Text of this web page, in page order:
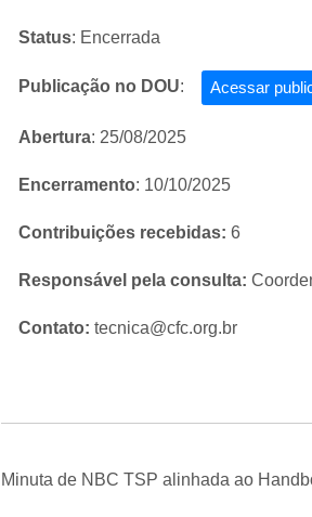
Status: Encerrada
Publicação no DOU: Acessar
Abertura: 25/08/2025
Encerramento: 10/10/2025
Contribuições recebidas: 6
Responsável pela consulta:
Contato: tecnica@cfc.org.br
Minuta de NBC TSP alinhada ao